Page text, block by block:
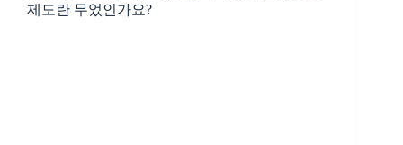
제도란 무었인가요?